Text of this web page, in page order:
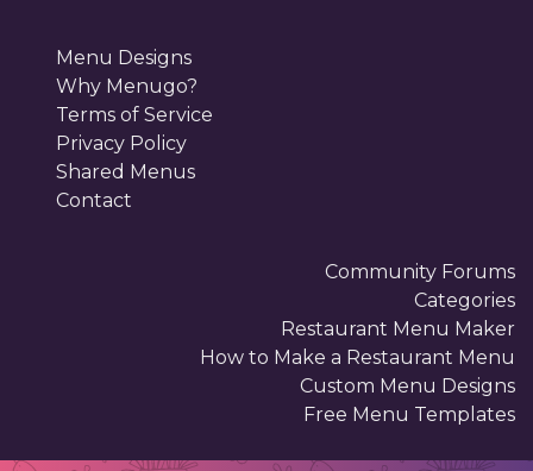
Menu Designs
Why Menugo?
Terms of Service
Privacy Policy
Shared Menus
Contact
Community Forums
Categories
Restaurant Menu Maker
How to Make a Restaurant Menu
Custom Menu Designs
Free Menu Templates